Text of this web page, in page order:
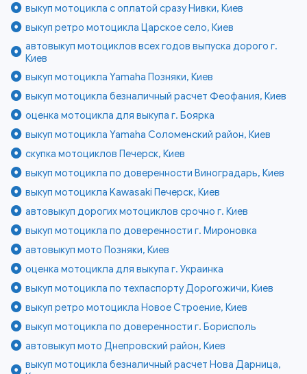
выкуп мотоцикла с оплатой сразу Нивки, Киев
выкуп ретро мотоцикла Царское село, Киев
автовыкуп мотоциклов всех годов выпуска дорого г.
Киев
выкуп мотоцикла Yamaha Позняки, Киев
выкуп мотоцикла безналичный расчет Феофания, Киев
оценка мотоцикла для выкупа г. Боярка
выкуп мотоцикла Yamaha Соломенский район, Киев
скупка мотоциклов Печерск, Киев
выкуп мотоцикла по доверенности Виноградарь, Киев
выкуп мотоцикла Kawasaki Печерск, Киев
автовыкуп дорогих мотоциклов срочно г. Киев
выкуп мотоцикла по доверенности г. Мироновка
автовыкуп мото Позняки, Киев
оценка мотоцикла для выкупа г. Украинка
выкуп мотоцикла по техпаспорту Дорогожичи, Киев
выкуп ретро мотоцикла Новое Строение, Киев
выкуп мотоцикла по доверенности г. Борисполь
автовыкуп мото Днепровский район, Киев
выкуп мотоцикла безналичный расчет Нова Дарница,